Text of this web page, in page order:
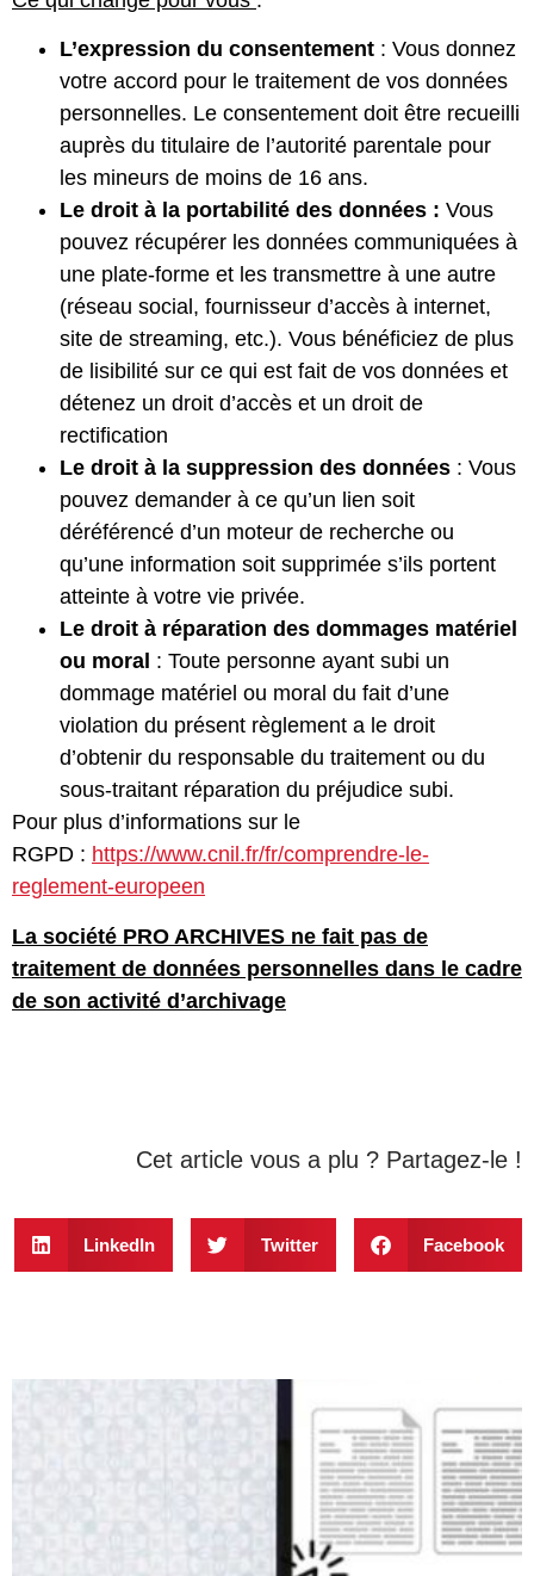
L’expression du consentement : Vous donnez
votre accord pour le traitement de vos données
personnelles. Le consentement doit être recueilli
auprès du titulaire de l’autorité parentale pour
les mineurs de moins de 16 ans.
Le droit à la portabilité des données : Vous
pouvez récupérer les données communiquées à
une plate-forme et les transmettre à une autre
(réseau social, fournisseur d’accès à internet,
site de streaming, etc.). Vous bénéficiez de plus
de lisibilité sur ce qui est fait de vos données et
détenez un droit d’accès et un droit de
rectification
Le droit à la suppression des données : Vous
pouvez demander à ce qu’un lien soit
déréférencé d’un moteur de recherche ou
qu’une information soit supprimée s’ils portent
atteinte à votre vie privée.
Le droit à réparation des dommages matériel
ou moral : Toute personne ayant subi un
dommage matériel ou moral du fait d’une
violation du présent règlement a le droit
d’obtenir du responsable du traitement ou du
sous-traitant réparation du préjudice subi.
Pour plus d’informations sur le
RGPD : https://www.cnil.fr/fr/comprendre-le-
reglement-europeen
La société PRO ARCHIVES ne fait pas de
traitement de données personnelles dans le cadre
de son activité d’archivage
Cet article vous a plu ? Partagez-le !
LinkedIn Twitter Facebook